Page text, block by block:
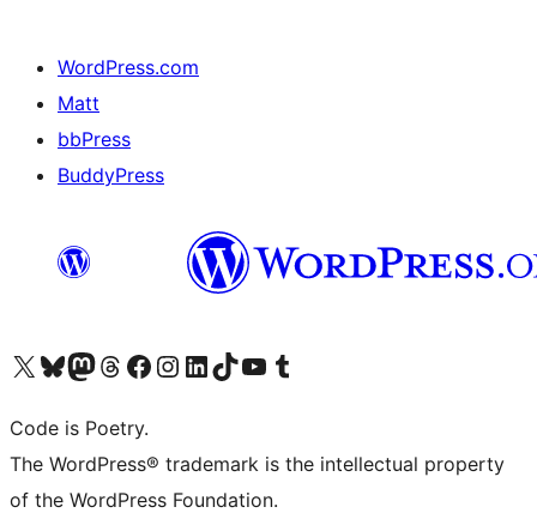
WordPress.com
Matt
bbPress
BuddyPress
Navštivte náš účet na X (dříve Twitter)
Navštivte náš Bluesky účetNavštivte náš účet Mastodon
Navštivte náš Threads účetNavštivte naši stránku na Facebooku
Navštivte náš Instagram účetNavštivte náš LinkedIn účetNavštivte náš TikTok účetNavštivte náš YouTube kanálNavštivte náš Tumblr účet
Code is Poetry.
The WordPress® trademark is the intellectual property
of the WordPress Foundation.